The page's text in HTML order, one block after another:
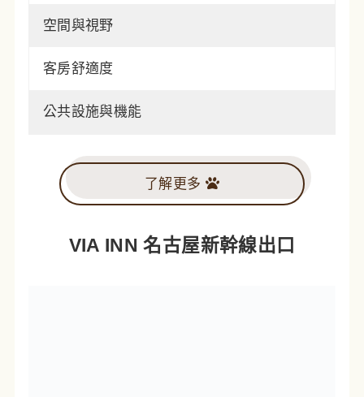
空間與視野
客房舒適度
公共設施與機能
了解更多
VIA INN 名古屋新幹線出口